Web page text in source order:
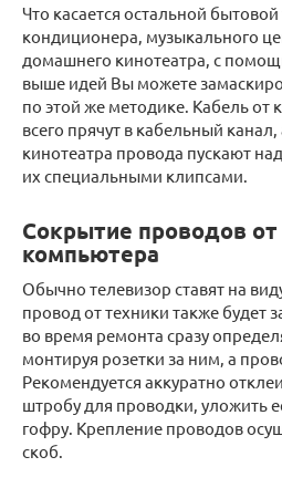
Что касается остальной бытовой
кондиционера, музыкального
домашнего кинотеатра, с
выше идей Вы можете
по этой же методике. Кабель
всего прячут в кабельный
кинотеатра провода пускают
их специальными клипсами.
Сокрытие проводов от
компьютера
Обычно телевизор ставят на
провод от техники также будет
во время ремонта сразу
монтируя розетки за ним, а
Рекомендуется аккуратно
штробу для проводки, уложить
гофру. Крепление проводов
скоб.